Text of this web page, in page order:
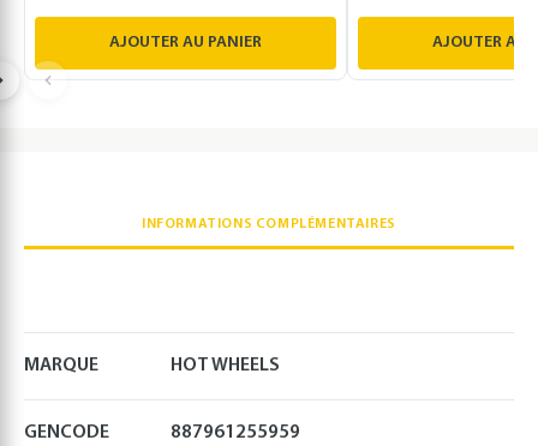
AJOUTER AU PANIER AJOUTER AU
INFORMATIONS COMPLÉMENTAIRES
MARQUE HOT WHEELS
GENCODE 887961255959